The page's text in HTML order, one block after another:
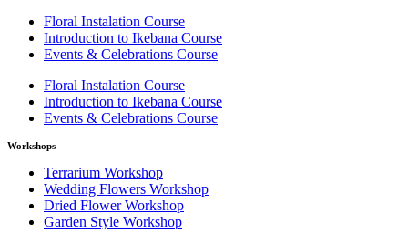
Floral Instalation Course
Introduction to Ikebana Course
Events & Celebrations Course
Floral Instalation Course
Introduction to Ikebana Course
Events & Celebrations Course
Workshops
Terrarium Workshop
Wedding Flowers Workshop
Dried Flower Workshop
Garden Style Workshop